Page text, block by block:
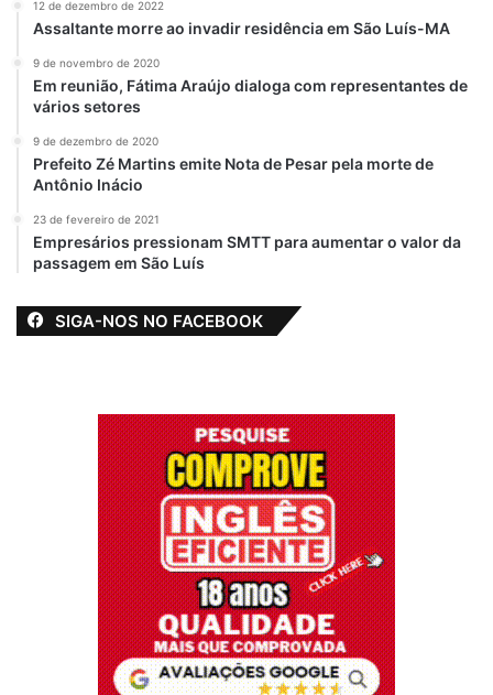
12 de dezembro de 2022
Assaltante morre ao invadir residência em São Luís-MA
9 de novembro de 2020
Em reunião, Fátima Araújo dialoga com representantes de
vários setores
9 de dezembro de 2020
Prefeito Zé Martins emite Nota de Pesar pela morte de
Antônio Inácio
23 de fevereiro de 2021
Empresários pressionam SMTT para aumentar o valor da
passagem em São Luís
SIGA-NOS NO FACEBOOK